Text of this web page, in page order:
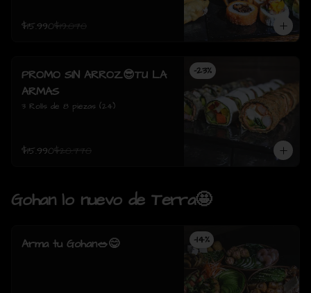
$15.990$19.070
-23%
PROMO SIN ARROZ😎TU LA
ARMAS
3 Rolls de 8 piezas (24)
$15.990$20.770
Gohan lo nuevo de Terra🤩
-14%
Arma tu Gohan🥗😋